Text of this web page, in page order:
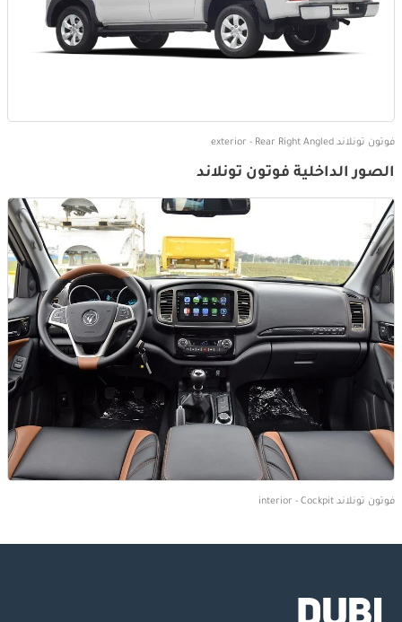
فوتون تونلاند exterior - Rear Right Angled
الصور الداخلية فوتون تونلاند
فوتون تونلاند interior - Cockpit